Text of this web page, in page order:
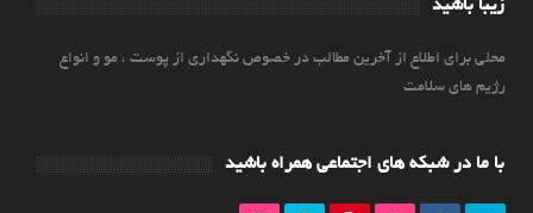
زیبا باشید
محلی برای اطلاع از آخرین مطالب در خصوص نگهداری از پوست ، مو و انواع
رژیم های سلامت
با ما در شبکه های اجتماعی همراه باشید